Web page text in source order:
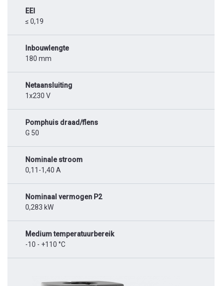
EEI
≤ 0,19
Inbouwlengte
180 mm
Netaansluiting
1x230 V
Pomphuis draad/flens
G 50
Nominale stroom
0,11-1,40 A
Nominaal vermogen P2
0,283 kW
Medium temperatuurbereik
-10 - +110 °C